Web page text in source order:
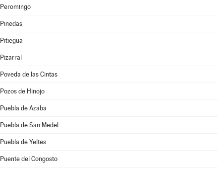
Peromingo
Pinedas
Pitiegua
Pizarral
Poveda de las Cintas
Pozos de Hinojo
Puebla de Azaba
Puebla de San Medel
Puebla de Yeltes
Puente del Congosto